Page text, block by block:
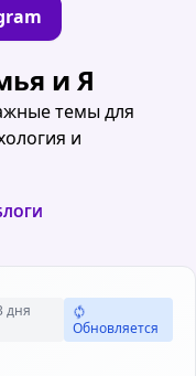
и Я
темы для
и
дня
Обновляется